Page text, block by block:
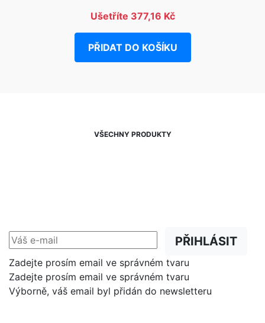
Ušetříte 377,16 Kč
PŘIDAT DO KOŠÍKU
VŠECHNY PRODUKTY
PŘIHLÁSIT
Zadejte prosím email ve správném tvaru
Zadejte prosím email ve správném tvaru
Výborně, váš email byl přidán do newsletteru